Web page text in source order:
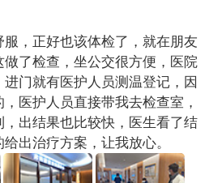
，正好也该体检了，就在朋友
做了检查，坐公交很方便，医院
门就有医护人员测温登记，因
医护人员直接带我去检查室，
，出结果也比较快，医生看了结
出治疗方案，让我放心。